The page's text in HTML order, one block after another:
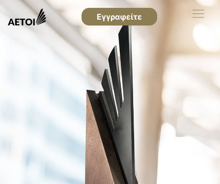
Εγγραφείτε